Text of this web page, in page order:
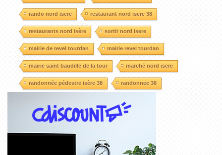
rando nord isere restaurant nord isere 38
restaurants nord isère sortir nord isere
mairie de revel tourdan mairie revel tourdan
mairie saint baudille de la tour marché nord isere
randonnée pédestre isère 38 randonnee 38